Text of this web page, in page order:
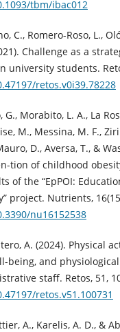
tbm/ibac012
C., Romero-Roso, L.,
Challenge as a
university students.
retos.v0i39.78228
Morabito, L. A., La
M., Messina, M. F.,
D., Aversa, T., &
tion of childhood
of the “EpPOI:
project. Nutrients,
nu16152538
A. (2024). Physical
being, and
staff. Retos, 51,
retos.v51.100731
A., Karelis, A. D., &